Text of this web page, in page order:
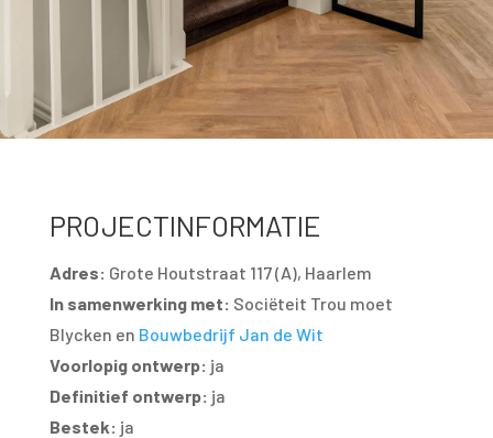
PROJECTINFORMATIE
Adres: Grote Houtstraat 117 (A), Haarlem
In samenwerking met: Sociëteit Trou moet
Blycken en Bouwbedrijf Jan de Wit
Voorlopig ontwerp: ja
Definitief ontwerp: ja
Bestek: ja